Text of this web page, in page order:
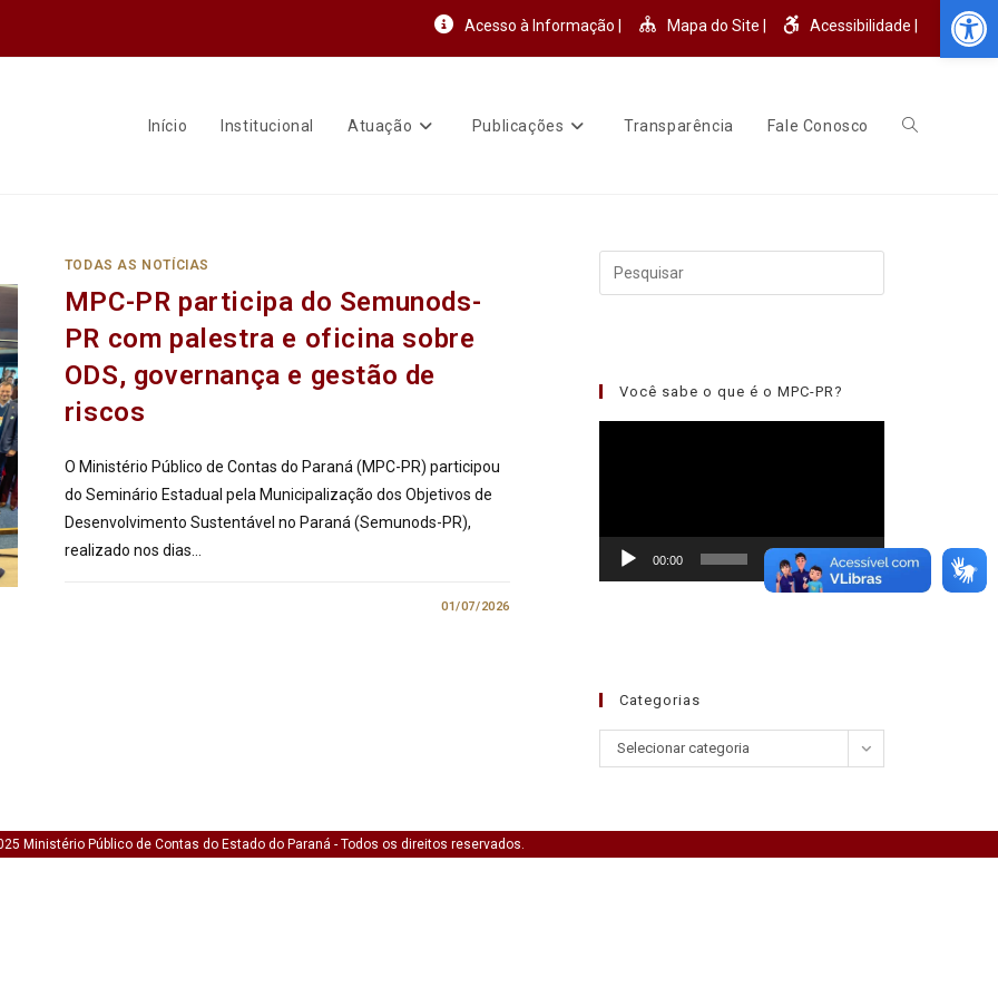
Acesso à Informação | Mapa do Site | Acessibilidade |
Início Institucional Atuação Publicações Transparência Fale Conosco
TODAS AS NOTÍCIAS
MPC-PR participa do Semunods-
PR com palestra e oficina sobre
ODS, governança e gestão de
riscos
O Ministério Público de Contas do Paraná (MPC-PR) participou
do Seminário Estadual pela Municipalização dos Objetivos de
Desenvolvimento Sustentável no Paraná (Semunods-PR),
realizado nos dias…
01/07/2026
Você sabe o que é o MPC-PR?
00:00 01:30
Categorias
Selecionar categoria
Ministério Público de Contas do Estado do Paraná - Todos os direitos reservados.